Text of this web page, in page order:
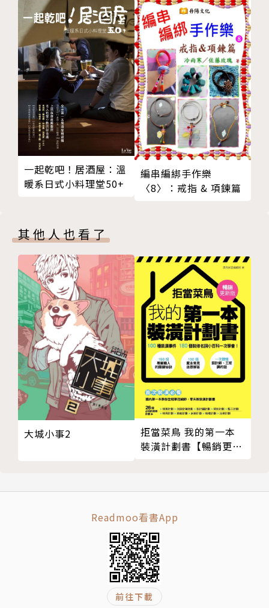
所謂的生活趣味，並非去認識更多的人，而是對身邊的
人保持一顆探險的心。
浪漫能讓愛情敲門，但唯有對瑣碎生活的責任，才能讓
愛情長駐。
對話的本質不是為了尋找同類，而是在差異之間，看見
自己還沒有去過的地方。
我們如何對待他人的悲傷，決定了當痛苦來臨時，我們
靈魂的柔軟度。
不必活成誰的影子，你要在陽光下大方地做自己。
人生不是演給旁人看的戲，別為了不在場的觀眾，弄丟
了自己的尊嚴。
誠實往往是不體面的，但唯有承認那份不堪，我們才算
與其尋求庇護，不如讓自己成為風雨中不動搖的座標。
真實的生活往往安靜無聲，當你不再急著證明什麼，幸
福反而慢慢浮出來。
你的價值，不應該由你走入哪段關係來定義。
放棄堅持並非寬宏大量，而是對自我主權的一場棄權。
房子能遮風避雨，但唯有自信與勇氣，才能讓你在任何
荒野扎根。
我的幸福，不需要任何人的通行證。
愛不只是心動，更是承擔真相的勇士。
放下防備的那一刻，我們才真的靠近彼此。
沒有姿態，才是最高級的姿態。
一段需要你丟掉自尊才能維持的關係，本來就沒必要存
在。
既然婚姻不是幸福的前提，我也就沒有必須進入的理
真正的聰明，是敢於在愛裡當一個清醒的傻瓜。
別讓婚姻，變成你放棄自己的理由。
你不說，沒人知道你快撐不下去了。
最好的關係，是你在他面前可以放心地當個廢話很多的
比起優雅地原地踏步，我更喜歡滿身大汗地奔向目標。
一起乾吧！居酒屋：溫
暖系日式小料理堂50+
編串編綁手作樂
〈8〉：戒指 & 項鍊篇
其他人也看了
大城小事2
拒當菜鳥 我的第一本
裝潢計劃書【暢銷更新
Readmoo看書App
前往下載